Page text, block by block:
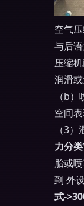
空气
与后
压缩
润滑
（b
空间
（3
力分类
胎或
到 外
式-